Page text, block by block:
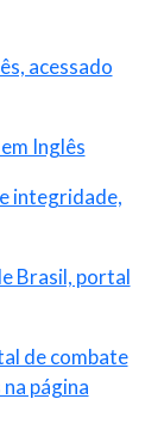
acessado
Inglês
integridade,
Brasil, portal
de combate
página